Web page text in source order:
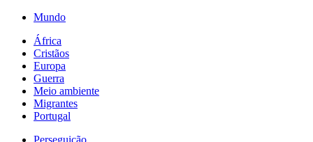
Mundo
África
Cristãos
Europa
Guerra
Meio ambiente
Migrantes
Portugal
Perseguição